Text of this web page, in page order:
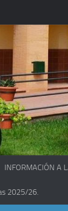
INFORMACIÓN A
2025/26.